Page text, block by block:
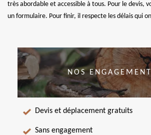
très abordable et accessible à tous. Pour le devis,
un formulaire. Pour finir, il respecte les délais qui
NOS
Devis et déplacement gratuits
Sans engagement